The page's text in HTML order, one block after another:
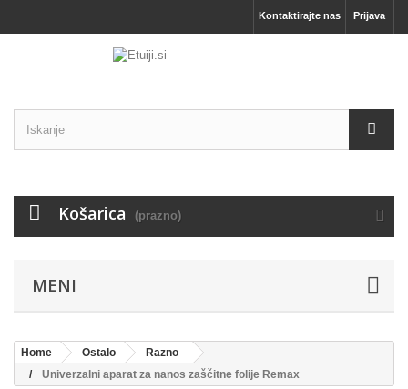
Prijava
Kontaktirajte nas
Košarica (prazno)
MENI
Home Ostalo
Razno
Univerzalni aparat za nanos zaščitne folije Remax